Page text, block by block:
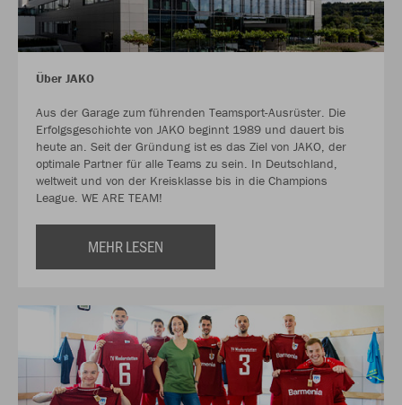
Über JAKO
Aus der Garage zum führenden Teamsport-Ausrüster. Die
Erfolgsgeschichte von JAKO beginnt 1989 und dauert bis
heute an. Seit der Gründung ist es das Ziel von JAKO, der
optimale Partner für alle Teams zu sein. In Deutschland,
weltweit und von der Kreisklasse bis in die Champions
League. WE ARE TEAM!
MEHR LESEN